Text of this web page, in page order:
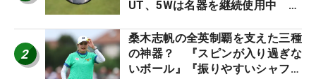
UT、5Wは名器を継続使用中 #
2
桑木志帆の全英制覇を支えた三種
の神器？ 『スピンが入り過ぎな
いボール』『振りやすいシャフ